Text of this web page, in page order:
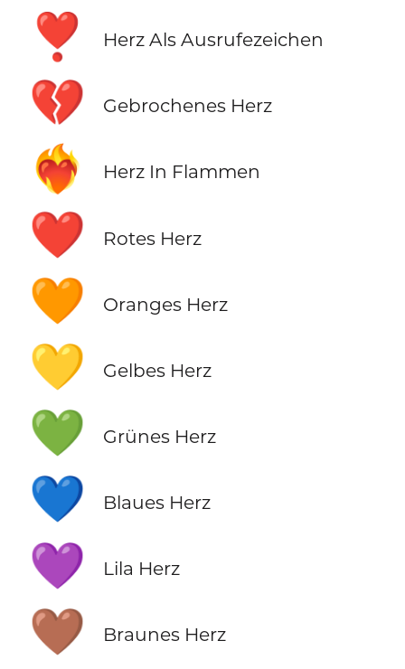
❣️ Herz Als Ausrufezeichen
💔 Gebrochenes Herz
❤️‍🔥 Herz In Flammen
❤️ Rotes Herz
🧡 Oranges Herz
💛 Gelbes Herz
💚 Grünes Herz
💙 Blaues Herz
💜 Lila Herz
🤎 Braunes Herz